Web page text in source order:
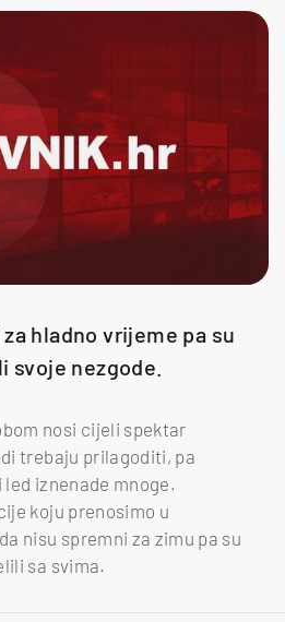
hladno vrijeme pa su
svoje nezgode.
nosi cijeli spektar
trebaju prilagoditi, pa
iznenade mnoge.
koju prenosimo u
nisu spremni za zimu pa su
sa svima.